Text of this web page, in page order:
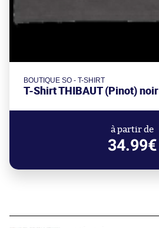
BOUTIQUE SO - T-SHIRT
T-Shirt THIBAUT (Pinot) noir
à partir de
34.99€